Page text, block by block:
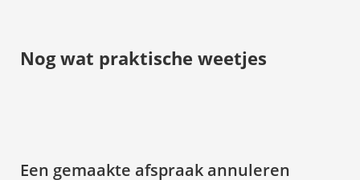
Nog wat praktische weetjes
Een gemaakte afspraak annuleren